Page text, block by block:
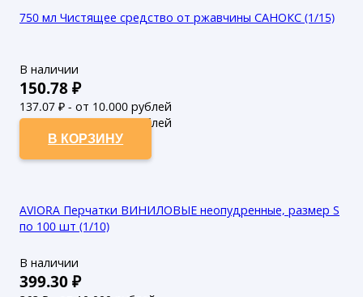
750 мл Чистящее средство от ржавчины САНОКС (1/15)
В наличии
150.78₽
137.07 ₽ - от 10.000 рублей
124.61₽ - от 50.000 рублей
В КОРЗИНУ
AVIORA Перчатки ВИНИЛОВЫЕ неопудренные, размер S
по 100 шт (1/10)
В наличии
399.30₽